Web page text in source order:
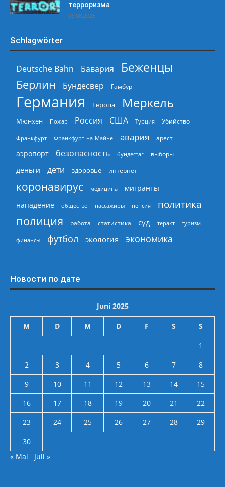
терроризма
06.08.2026
Schlagwörter
Deutsche Bahn Бавария
Беженцы
Берлин
Бундесвер Гамбург
Германия Европа Меркель
Мюнхен Пожар Россия США Турция Убийство
Франкфурт Франкфурт-на-Майне авария арест
аэропорт безопасность бундестаг выборы
деньги дети здоровье интернет
коронавирус медицина
мигранты
нападение
общество пассажиры пенсия политика
полиция работа статистика суд теракт туризм
финансы футбол экология экономика
Новости по дате
Juni 2025
M D M D F S S
1
2
3 4 5 6 7
8
9
10 11 12 13 14
15
16
17 18 19 20 21
22
23
24 25 26 27 28
29
30
« Mai
Juli »